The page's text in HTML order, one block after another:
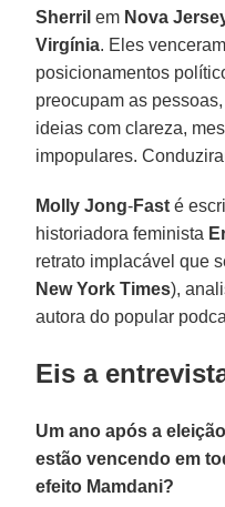
Sherril em Nova
Virgínia. Eles
posicionamentos
preocupam as
ideias com clareza,
impopulares.
Molly Jong-Fast é
historiadora feminista
retrato implacável que
New York Times),
autora do popular
Eis a
Um ano após a
estão vencendo em
efeito Mamdani?